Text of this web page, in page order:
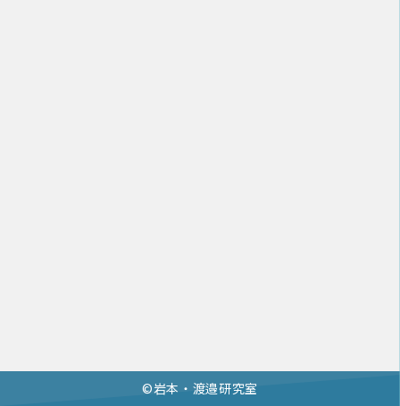
©︎岩本・渡邉研究室